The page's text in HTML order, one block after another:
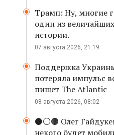
Трамп: Ну, многие
один из
истории.
07 августа 2026, 21:19
Поддержка
потеряла импульс
пишет The Atlantic
08 августа 2026, 08:02
⚫️⚪️🟤 Олег
некого будет